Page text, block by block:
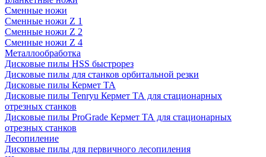
Сменные ножи
Сменные ножи Z 1
Сменные ножи Z 2
Сменные ножи Z 4
Металлообработка
Дисковые пилы HSS быстрорез
Дисковые пилы для станков орбитальной резки
Дисковые пилы Кермет ТА
Дисковые пилы Tenryu Кермет ТА для стационарных
отрезных станков
Дисковые пилы ProGrade Кермет ТА для стационарных
отрезных станков
Лесопиление
Дисковые пилы для первичного лесопиления